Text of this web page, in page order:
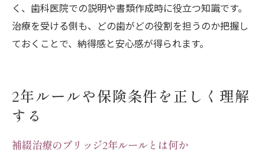
く、歯科医院での説明や書類作成時に役立つ知識です。
治療を受ける側も、どの歯がどの役割を担うのか把握し
ておくことで、納得感と安心感が得られます。
2年ルールや保険条件を正しく理解
する
補綴治療のブリッジ2年ルールとは何か